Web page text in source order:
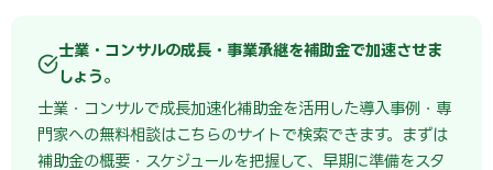
士業・コンサルの成長・事業承継を補助金で加速させま
しょう。
士業・コンサルで成長加速化補助金を活用した導入事例・専
門家への無料相談はこちらのサイトで検索できます。まずは
補助金の概要・スケジュールを把握して、早期に準備をスタ